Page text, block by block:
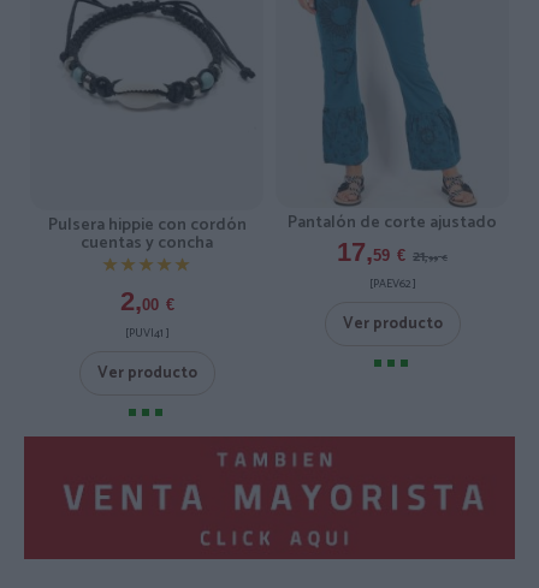
Pulsera hippie con cordón
cuentas y concha
★★★★★
★★★★★
2,00 €
[PUVI41 ]
Ver producto
Pantalón de corte ajustado
17,59 € 21,99 €
[PAEV62 ]
Ver producto